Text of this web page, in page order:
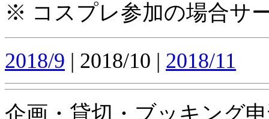
※ コスプレ参加の場合サ
2018/9 | 2018/10 | 2018/11
企画・貸切・ブッキング